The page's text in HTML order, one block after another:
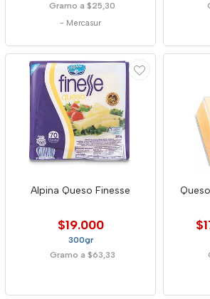
Gramo a $25,30
- Mercasur
Alpina Queso Finesse
$19.000
300gr
Gramo a $63,33